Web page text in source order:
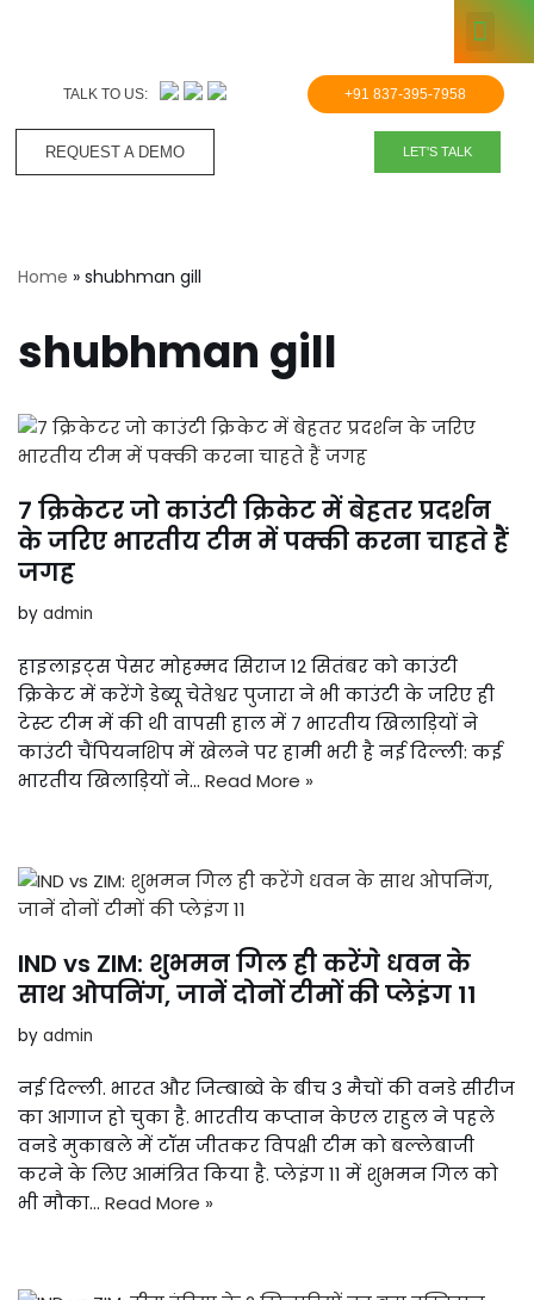
TALK TO US: +91 837-395-7958
REQUEST A DEMO​ LET'S TALK
Home » shubhman gill
shubhman gill
7 क्रिकेटर जो काउंटी क्रिकेट में बेहतर प्रदर्शन
के जरिए भारतीय टीम में पक्की करना चाहते हैं
जगह
by admin
हाइलाइट्स पेसर मोहम्मद सिराज 12 सितंबर को काउंटी
क्रिकेट में करेंगे डेब्यू चेतेश्वर पुजारा ने भी काउंटी के जरिए ही
टेस्ट टीम में की थी वापसी हाल में 7 भारतीय खिलाड़ियों ने
काउंटी चैंपियनशिप में खेलने पर हामी भरी है नई दिल्ली: कई
भारतीय खिलाड़ियों ने… Read More »
IND vs ZIM: शुभमन गिल ही करेंगे धवन के
साथ ओपनिंग, जानें दोनों टीमों की प्लेइंग 11
by admin
नई दिल्ली. भारत और जिम्बाब्वे के बीच 3 मैचों की वनडे सीरीज
का आगाज हो चुका है. भारतीय कप्तान केएल राहुल ने पहले
वनडे मुकाबले में टॉस जीतकर विपक्षी टीम को बल्लेबाजी
करने के लिए आमंत्रित किया है. प्लेइंग 11 में शुभमन गिल को
भी मौका… Read More »